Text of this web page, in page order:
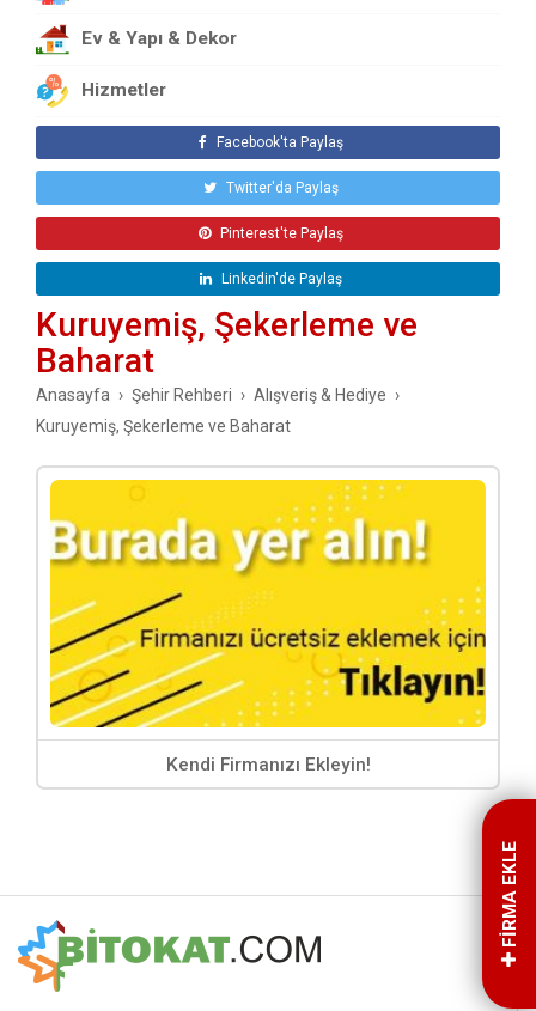
Kuruyemiş, Şekerleme ve Baharat
Müzik Aletleri ve Ses Sistemleri
Oto Aksesuar ve Yedek Parça
Spor Malzemeleri
Ev & Yapı & Dekor
Hizmetler
Facebook'ta Paylaş
Twitter'da Paylaş
Pinterest'te Paylaş
Linkedin'de Paylaş
Kuruyemiş, Şekerleme ve
Baharat
Anasayfa Şehir Rehberi
Alışveriş & Hediye
Kuruyemiş, Şekerleme ve Baharat
Kendi Firmanızı Ekleyin!
FİRMA EKLE